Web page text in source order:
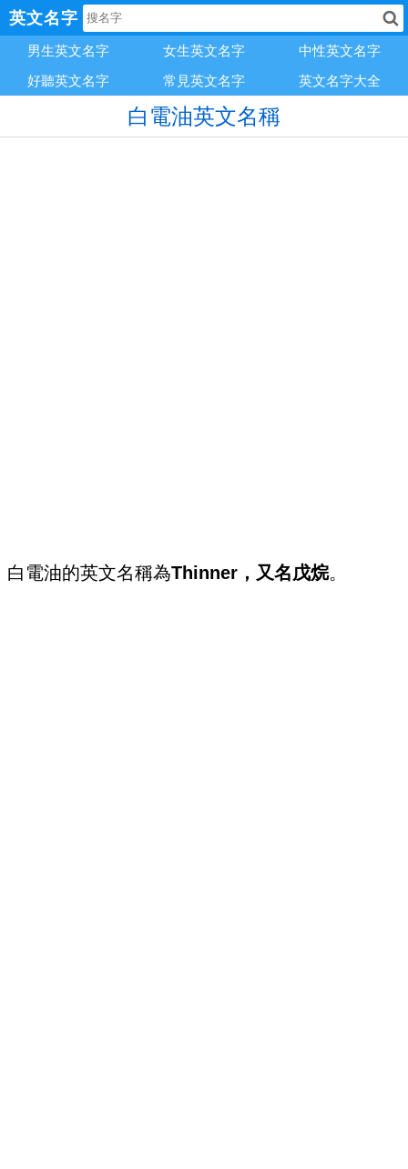
英文名字
男生英文名字 女生英文名字
中性英文名字
好聽英文名字
常見英文名字 英文名字大全
白電油英文名稱
白電油的英文名稱為Thinner，又名戊烷。